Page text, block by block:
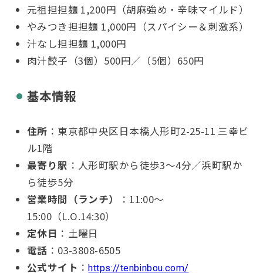
元祖担担麺 1,200円（胡麻強め・辛味マイルド）
やみつき担担麺 1,000円（スパイシー＆刺激系）
汁なし担担麺 1,000円
肉汁餃子（3個）500円／（5個）650円
基本情報
住所 ：東京都中央区日本橋人形町2-25-11 三幸ビ
ル1階
最寄り駅 ：人形町駅から徒歩3〜4分／浜町駅か
ら徒歩5分
営業時間（ランチ）
：11:00〜
15:00（L.O.14:30）
定休日 ：土曜日
電話 ：03-3808-6505
公式サイト ：https://tenbinbou.com/